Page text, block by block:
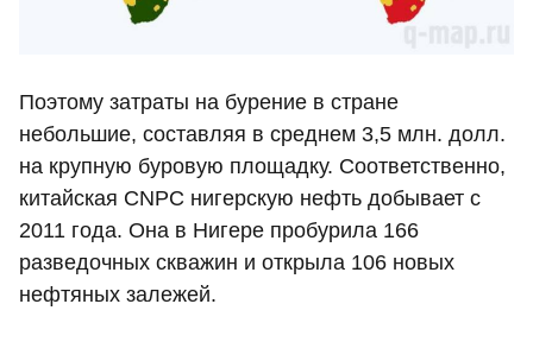
Поэтому затраты на бурение в стране
небольшие, составляя в среднем 3,5 млн. долл.
на крупную буровую площадку. Соответственно,
китайская CNPC нигерскую нефть добывает с
2011 года. Она в Нигере пробурила 166
разведочных скважин и открыла 106 новых
нефтяных залежей.